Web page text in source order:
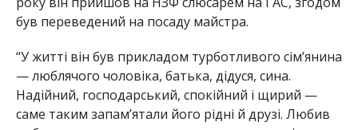
був переведений на посаду майстра.
“У житті він був прикладом турботливого сім’янина
— люблячого чоловіка, батька, дідуся, сина.
Надійний, господарський, спокійний і щирий —
саме таким запам’ятали його рідні й друзі. Любив